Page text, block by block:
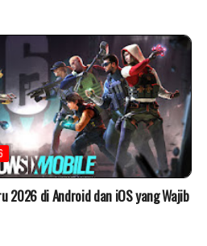
2026 di Android dan iOS yang Wajib